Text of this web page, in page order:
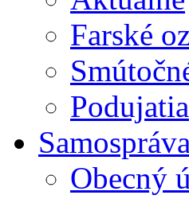
Farské
Podujatia
Samospráva
Obecný